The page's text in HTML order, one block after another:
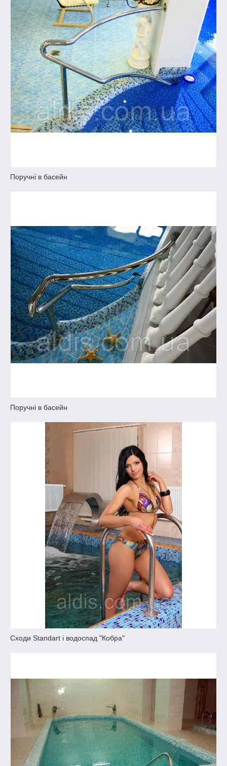
Поручні в басейн
Поручні в басейн
Сходи Standart і водоспад "Кобра"